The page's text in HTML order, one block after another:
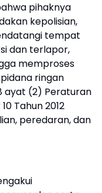
pihaknya
kepolisian,
tempat
dan terlapor,
memproses
ringan
ayat (2) Peraturan
Tahun 2012
peredaran, dan